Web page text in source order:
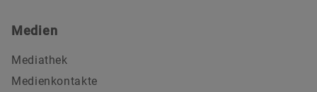
Medien
Mediathek
Medienkontakte